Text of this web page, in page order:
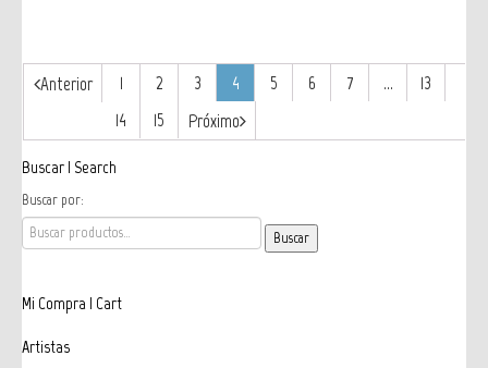
Anterior 1 2 3 4 5 6 7 …
13
14
15 Próximo
Buscar | Search
Buscar por:
Mi Compra | Cart
Artistas